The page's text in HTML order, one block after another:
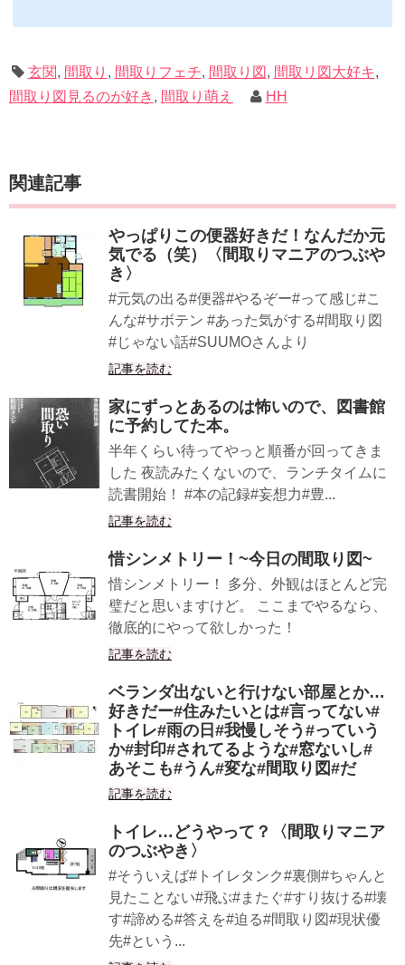
玄関, 間取り , 間取りフェチ, 間取り図 , 間取リ図大好キ,
間取り図見るのが好き , 間取り萌え HH
関連記事
やっぱりこの便器好きだ！なんだか元
気でる（笑）〈間取りマニアのつぶや
き〉
#元気の出る#便器#やるぞー#って感じ#こ
んな#サボテン #あった気がする#間取り図
#じゃない話#SUUMOさんより
記事を読む
家にずっとあるのは怖いので、図書館
に予約してた本。
半年くらい待ってやっと順番が回ってきま
した 夜読みたくないので、ランチタイムに
読書開始！ #本の記録#妄想力#豊...
記事を読む
惜シンメトリー！~今日の間取り図~
惜シンメトリー！ 多分、外観はほとんど完
璧だと思いますけど。 ここまでやるなら、
徹底的にやって欲しかった！
記事を読む
ベランダ出ないと行けない部屋とか…
好きだー#住みたいとは#言ってない#
トイレ#雨の日#我慢しそう#っていう
か#封印#されてるような#窓ないし#
あそこも#うん#変な#間取り図#だ
記事を読む
トイレ…どうやって？〈間取りマニア
のつぶやき〉
#そういえば#トイレタンク#裏側#ちゃんと
見たことない#飛ぶ#またぐ#すり抜ける#壊
す#諦める#答えを#迫る#間取り図#現状優
先#という...